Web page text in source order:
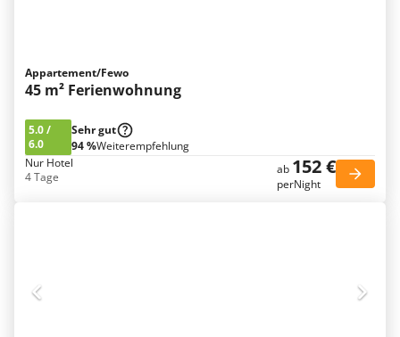
Appartement/Fewo
45 m² Ferienwohnung
5.0/
6.0
Sehr gut
94 %Weiterempfehlung
Nur Hotel
4 Tage
ab 152 €
perNight